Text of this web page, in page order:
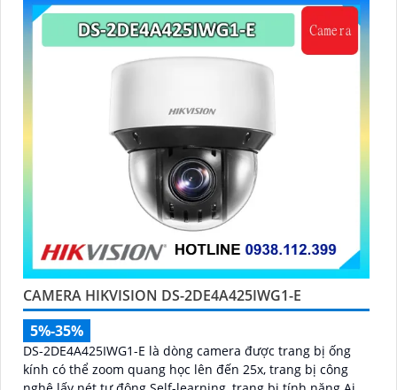
CAMERA HIKVISION DS-2DE4A425IWG1-E
5%-35%
DS-2DE4A425IWG1-E là dòng camera được trang bị ống
kính có thể zoom quang học lên đến 25x, trang bị công